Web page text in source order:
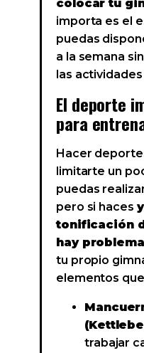
colocar tu
importa es el
puedas
a la semana
las
El deporte
para
Hacer
limitarte un
puedas
pero si haces
tonificación
hay problema
tu propio
elementos
trabajar